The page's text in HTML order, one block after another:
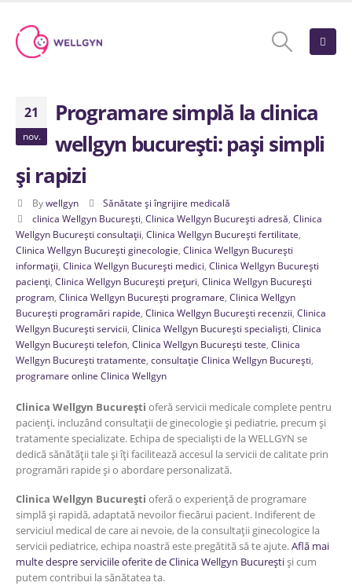
21
nov.
Programare simplă la clinica
wellgyn bucurești: pași simpli
și rapizi
By wellgyn
Sănătate și îngrijire medicală
clinica Wellgyn București Clinica Wellgyn București adresă Clinica
Wellgyn București consultații Clinica Wellgyn București fertilitate
Clinica Wellgyn București ginecologie Clinica Wellgyn București
informații Clinica Wellgyn București medici Clinica Wellgyn București
pacienți Clinica Wellgyn București prețuri Clinica Wellgyn București
program Clinica Wellgyn București programare Clinica Wellgyn
București programări rapide Clinica Wellgyn București recenzii Clinica
Wellgyn București servicii Clinica Wellgyn București specialiști Clinica
Wellgyn București telefon Clinica Wellgyn București teste Clinica
Wellgyn București tratamente consultație Clinica Wellgyn București
programare online Clinica Wellgyn
Clinica Wellgyn București oferă servicii medicale complete pentru
pacienți, incluzând consultații de ginecologie și pediatrie, precum și
tratamente specializate. Echipa de specialiști de la WELLGYN se
dedică sănătății tale și îți facilitează accesul la servicii de calitate prin
programări rapide și o abordare personalizată.
Clinica Wellgyn București oferă o experiență de programare
simplă și rapidă, adaptată nevoilor fiecărui pacient. Indiferent de
serviciul medical de care ai nevoie, de la consultații ginecologice la
servicii pediatrice, echipa noastră este pregătită să te ajute.Află mai
multe despre serviciile oferite de Clinica Wellgyn Bucureștiși cum
putem contribui la sănătatea ta.